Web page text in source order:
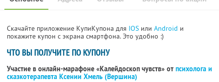
Скачайте приложение КупиКупона для IOS или Android и
покажите купон с экрана смартфона. Это удобно :)
ЧТО ВЫ ПОЛУЧИТЕ ПО КУПОНУ
Участие в онлайн-марафоне «Калейдоскоп чувств» от психолога и
сказкотерапевта Ксении Хмель (Вершина)